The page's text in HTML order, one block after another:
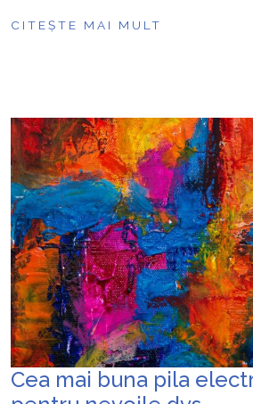
CITEȘTE MAI MULT
Cea mai buna pila